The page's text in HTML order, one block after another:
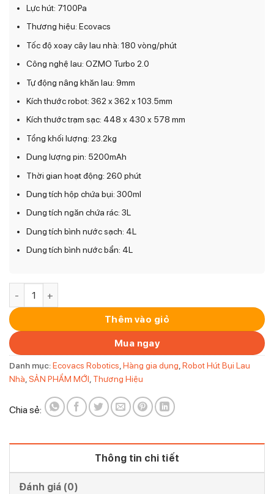
Lực hút: 7100Pa
Thương hiệu: Ecovacs
Tốc độ xoay cây lau nhà: 180 vòng/phút
Công nghệ lau: OZMO Turbo 2.0
Tự động nâng khăn lau: 9mm
Kích thước robot: 362 x 362 x 103.5mm
Kích thước trạm sạc: 448 x 430 x 578 mm
Tổng khối lượng: 23.2kg
Dung lượng pin: 5200mAh
Thời gian hoạt động: 260 phút
Dung tích hộp chứa bụi: 300ml
Dung tích ngăn chứa rác: 3L
Dung tích bình nước sạch: 4L
Dung tích bình nước bẩn: 4L
Thêm vào giỏ
Mua ngay
Danh mục:Ecovacs Robotics,Hàng gia dụng,Robot Hút Bụi Lau
Nhà,SẢN PHẨM MỚI, Thương Hiệu
Chia sẻ:
Thông tin chi tiết
Đánh giá (0)